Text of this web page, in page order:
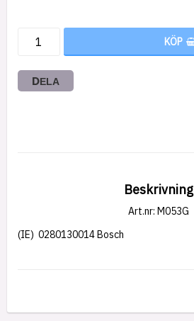
KÖP
DELA
Beskrivning
Art.nr: M053G
(IE)  0280130014 Bosch